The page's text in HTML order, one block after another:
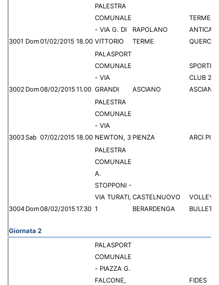
3001 Dom01/02/2015 18.00
PALESTRA
COMUNALE
- VIA G. DI
VITTORIO
RAPOLANO
TERME
TERME
ANTICA
3002 Dom08/02/201511.00
PALASPORT
COMUNALE
- VIA
GRANDI
ASCIANO
CLUB
3003Sab 07/02/2015 18.00
PALESTRA
COMUNALE
- VIA
NEWTON, 3 PIENZA ARCI
3004Dom08/02/201517.30
PALESTRA
COMUNALE
A.
STOPPONI -
VIA TURATI,
1
CASTELNUOVO
BERARDENGA
VOLLEY
Giornata 2
PALASPORT
COMUNALE
- PIAZZA G.
FALCONE,
FIDES